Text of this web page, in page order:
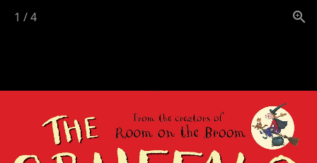
1 /4